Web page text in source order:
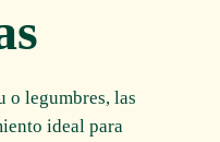
o legumbres, las
ideal para